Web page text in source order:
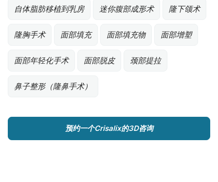
自体脂肪移植到乳房 迷你腹部成形术 隆下颌术
隆胸手术 面部填充 面部填充物 面部增塑
面部年轻化手术 面部脱皮 颈部提拉
鼻子整形（隆鼻手术）
预约一个Crisalix的3D咨询